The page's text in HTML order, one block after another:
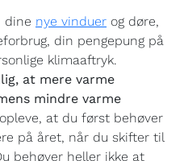
dine nye vinduer og døre,
din pengepung på
klimaaftryk.
at mere varme
mindre varme
at du først behøver
på året, når du skifter til
behøver heller ikke at